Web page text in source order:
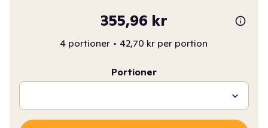
355,96 kr
4 portioner • 42,70 kr per portion
Portioner